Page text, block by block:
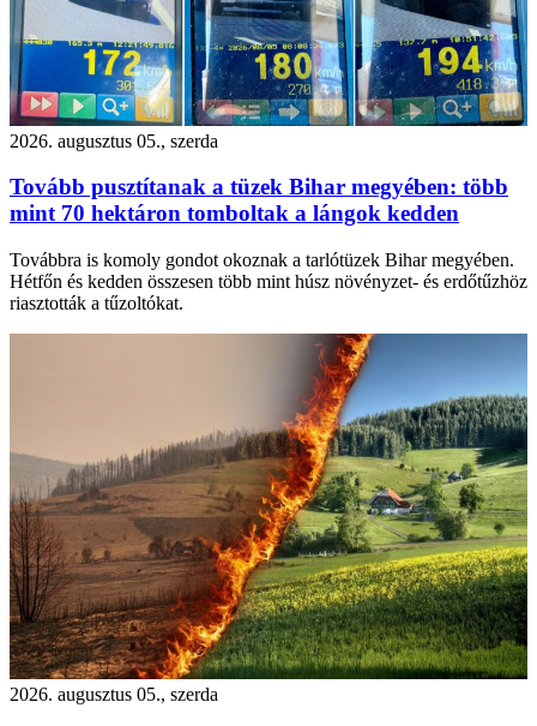
2026. augusztus 05., szerda
Tovább pusztítanak a tüzek Bihar megyében: több
mint 70 hektáron tomboltak a lángok kedden
Továbbra is komoly gondot okoznak a tarlótüzek Bihar megyében.
Hétfőn és kedden összesen több mint húsz növényzet- és erdőtűzhöz
riasztották a tűzoltókat.
2026. augusztus 05., szerda